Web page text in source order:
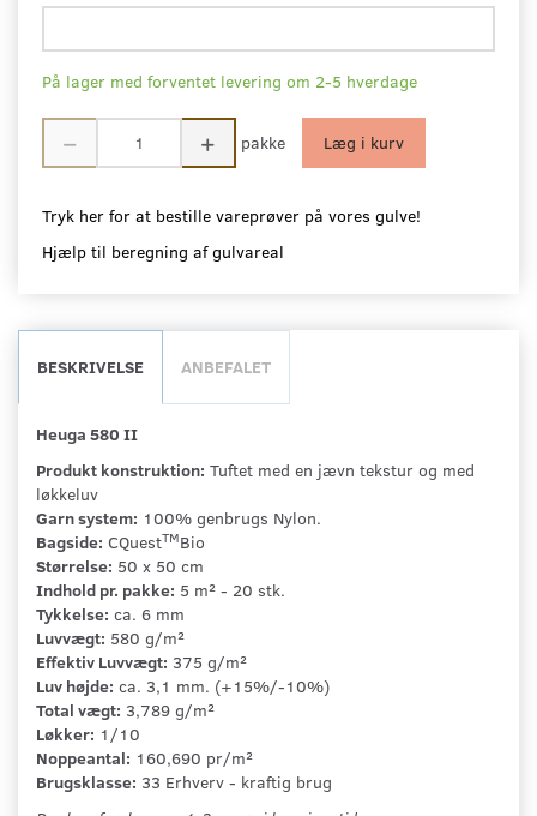
På lager med forventet levering om 2-5 hverdage
pakke Læg i kurv
Tryk her for at bestille vareprøver på vores gulve!
Hjælp til beregning af gulvareal
BESKRIVELSE ANBEFALET
Heuga 580 II
Produkt konstruktion: Tuftet med en jævn tekstur og med
løkkeluv
Garn system: 100% genbrugs Nylon.
Bagside: CQuestTMBio
Størrelse: 50 x 50 cm
Indhold pr. pakke: 5 m² - 20 stk.
Tykkelse: ca. 6 mm
Luvvægt: 580 g/m²
Effektiv Luvvægt: 375 g/m²
Luv højde: ca. 3,1 mm. (+15%/-10%)
Total vægt: 3,789 g/m²
Løkker: 1/10
Noppeantal: 160,690 pr/m²
Brugsklasse: 33 Erhverv - kraftig brug